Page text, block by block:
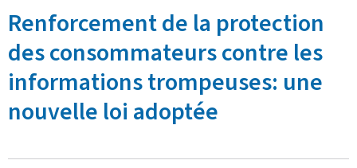
Renforcement de la protection
des consommateurs contre les
informations trompeuses: une
nouvelle loi adoptée